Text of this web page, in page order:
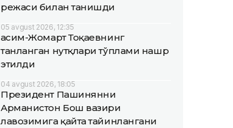
режаси билан танишди
05 avgust 2026, 12:35
Қасим-Жомарт Тоқаевнинг
танланган нутқлари тўплами нашр
этилди
04 avgust 2026, 18:05
Президент Пашинянни
Арманистон Бош вазири
лавозимига қайта тайинлангани